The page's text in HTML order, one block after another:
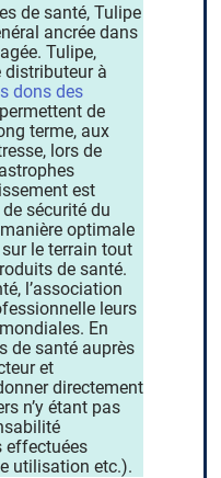
de santé, Tulipe
ancrée dans
Tulipe,
à
dons des
de
terme, aux
lors de
est
sécurité du
optimale
sur le terrain tout
de santé.
l’association
leurs
En
de santé auprès
et
directement
n’y étant pas
effectuées
utilisation etc.).